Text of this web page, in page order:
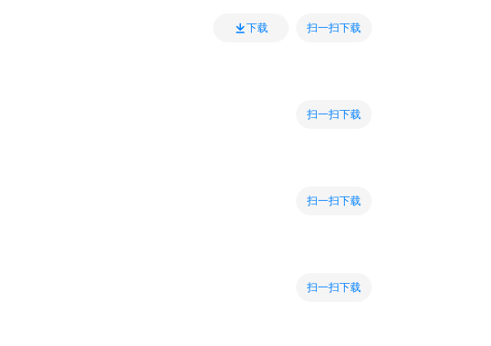
下载 扫一扫下载
扫一扫下载
扫一扫下载
扫一扫下载